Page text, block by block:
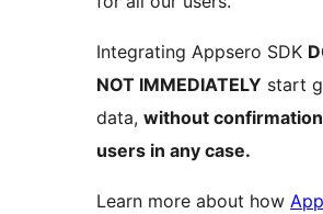
Integrating Appsero SDK
NOT IMMEDIATELY start
data, without
users in any case.
Learn more about how